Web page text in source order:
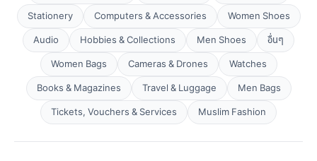
Stationery
Computers & Accessories
Women Shoes
Audio
Hobbies & Collections Men Shoes
อื่นๆ
Women Bags
Cameras & Drones
Watches
Books & Magazines
Travel & Luggage
Men Bags
Tickets, Vouchers & Services
Muslim Fashion